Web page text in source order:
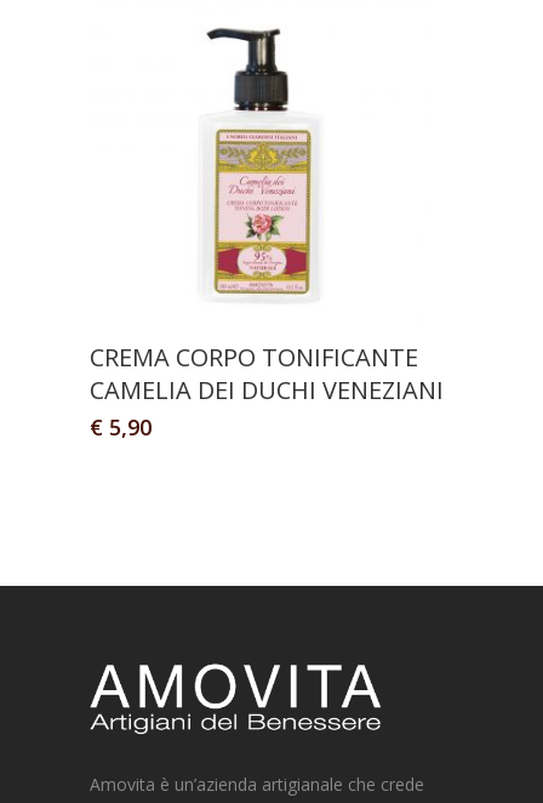
CREMA CORPO TONIFICANTE
CAMELIA DEI DUCHI VENEZIANI
€ 5,90
Amovita è un’azienda artigianale che crede